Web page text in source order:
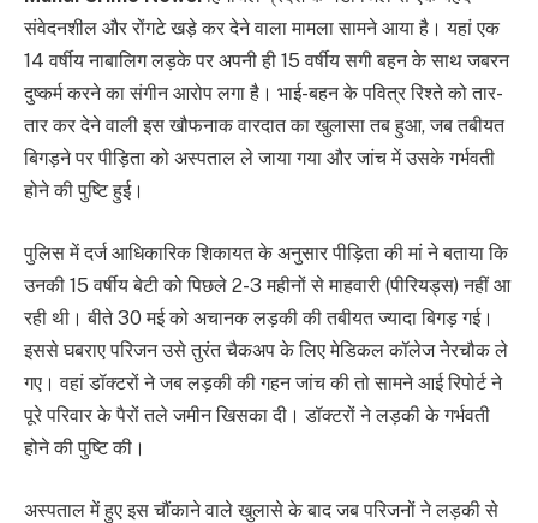
संवेदनशील और रोंगटे खड़े कर देने वाला मामला सामने आया है। यहां एक
14 वर्षीय नाबालिग लड़के पर अपनी ही 15 वर्षीय सगी बहन के साथ जबरन
दुष्कर्म करने का संगीन आरोप लगा है। भाई-बहन के पवित्र रिश्ते को तार-
तार कर देने वाली इस खौफनाक वारदात का खुलासा तब हुआ, जब तबीयत
बिगड़ने पर पीड़िता को अस्पताल ले जाया गया और जांच में उसके गर्भवती
होने की पुष्टि हुई।
पुलिस में दर्ज आधिकारिक शिकायत के अनुसार पीड़िता की मां ने बताया कि
उनकी 15 वर्षीय बेटी को पिछले 2-3 महीनों से माहवारी (पीरियड्स) नहीं आ
रही थी। बीते 30 मई को अचानक लड़की की तबीयत ज्यादा बिगड़ गई।
इससे घबराए परिजन उसे तुरंत चैकअप के लिए मेडिकल कॉलेज नेरचौक ले
गए। वहां डॉक्टरों ने जब लड़की की गहन जांच की तो सामने आई रिपोर्ट ने
पूरे परिवार के पैरों तले जमीन खिसका दी। डॉक्टरों ने लड़की के गर्भवती
होने की पुष्टि की।
अस्पताल में हुए इस चौंकाने वाले खुलासे के बाद जब परिजनों ने लड़की से